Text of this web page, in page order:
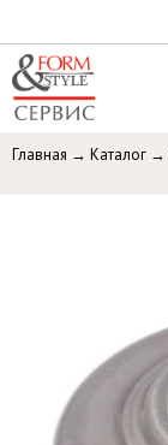
Главная → Каталог →